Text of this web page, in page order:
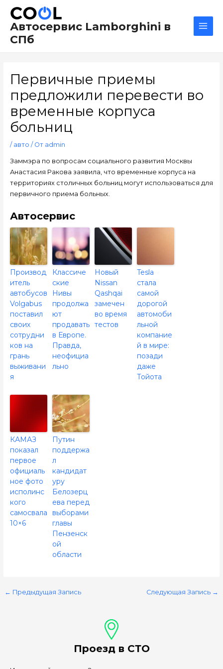
содержимому
Автосервис Lamborghini в
СПб
Первичные приемы
предложили перевести во
временные корпуса
больниц
/ авто / От admin
Заммэра по вопросам социального развития Москвы
Анастасия Ракова заявила, что временные корпуса на
территориях столичных больниц могут использоваться для
первичного приема больных.
Автосервис
Производ
итель
автобусов
Volgabus
поставил
своих
сотрудни
ков на
грань
выживани
я
Классиче
ские
Нивы
продолжа
ют
продавать
в Европе.
Правда,
неофициа
льно
Новый
Nissan
Qashqai
замечен
во время
тестов
Tesla
стала
самой
дорогой
автомоби
льной
компание
й в мире:
позади
даже
Тойота
КАМАЗ
показал
первое
официаль
ное фото
исполинс
кого
самосвала
10×6
Путин
поддержа
л
кандидат
уру
Белозерц
ева перед
выборами
главы
Пензенск
ой
области
по
записям
← Предыдущая Запись Следующая Запись →
Проезд в СТО